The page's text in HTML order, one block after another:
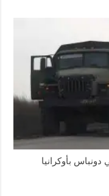
بأوكرانيا